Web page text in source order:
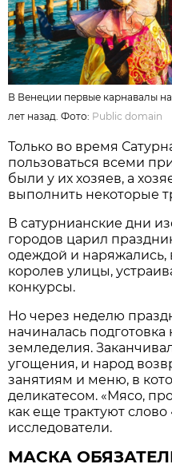
В Венеции первые карнавалы
лет назад. Фото: Public domain
Только во время
пользоваться всеми
были у их хозяев, а
выполнить некоторые
В сатурнианские дни
городов царил
одеждой и
королев улицы,
конкурсы.
Но через неделю
начиналась
земледелия.
угощения, и народ
занятиям и меню, в
деликатесом. «Мясо,
как еще трактуют
исследователи.
МАСКА